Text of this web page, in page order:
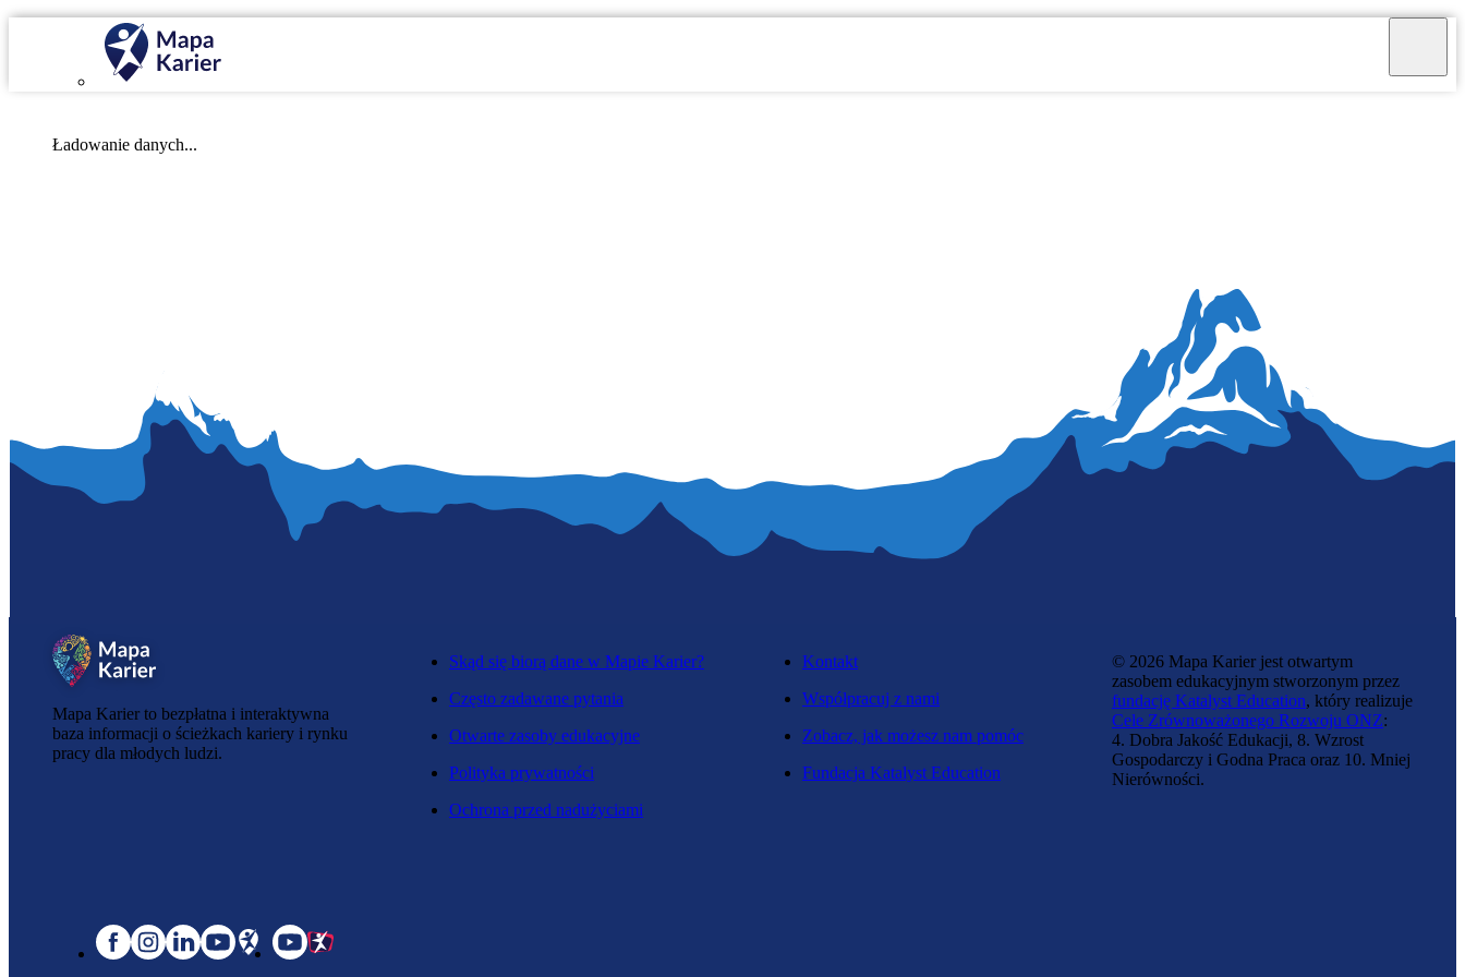
Ładowanie danych...
Mapa Karier to bezpłatna i interaktywna
baza informacji o ścieżkach kariery i rynku
pracy dla młodych ludzi.
Skąd się biorą dane w Mapie Karier?
Często zadawane pytania
Otwarte zasoby edukacyjne
Polityka prywatności
Ochrona przed nadużyciami
Kontakt
Współpracuj z nami
Zobacz, jak możesz nam pomóc
Fundacja Katalyst Education
© 2026 Mapa Karier jest otwartym
zasobem edukacyjnym stworzonym przez
fundację Katalyst Education, który realizuje
Cele Zrównoważonego Rozwoju ONZ:
4. Dobra Jakość Edukacji, 8. Wzrost
Gospodarczy i Godna Praca oraz 10. Mniej
Nierówności.